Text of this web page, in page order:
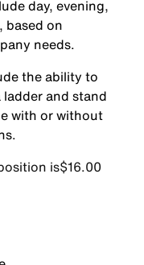
day, evening,
based on
needs.
the ability to
and stand
with or without
isㅤ$16.00